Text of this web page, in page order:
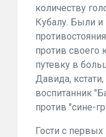
количеству
Кубалу. Были и
против своего
путевку в
Давида,
воспитанник
против "сине-
Гости с